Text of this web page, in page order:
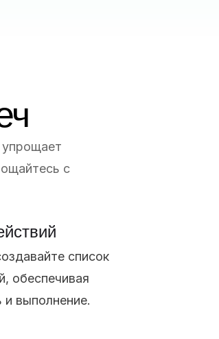
упрощает
с
список
обеспечивая
и выполнение.